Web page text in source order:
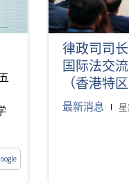
律政司司
国际法交
（香港特
最新消息